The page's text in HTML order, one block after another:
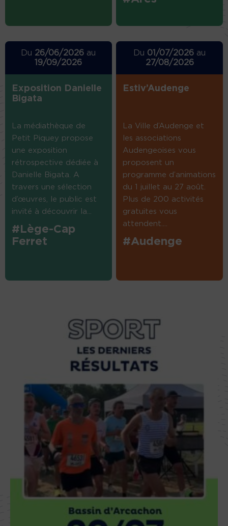
Du 26/06/2026 au
19/09/2026
Exposition Danielle
Bigata
La médiathèque de
Petit Piquey propose
une exposition
rétrospective dédiée à
Danielle Bigata. A
travers une sélection
d’œuvres, le public est
invité à découvrir la...
#Lège-Cap
Ferret
Du 01/07/2026 au
27/08/2026
Estiv’Audenge
La Ville d’Audenge et
les associations
Audengeoises vous
proposent un
programme d’animations
du 1 juillet au 27 août.
Plus de 200 activités
gratuites vous
attendent....
#Audenge